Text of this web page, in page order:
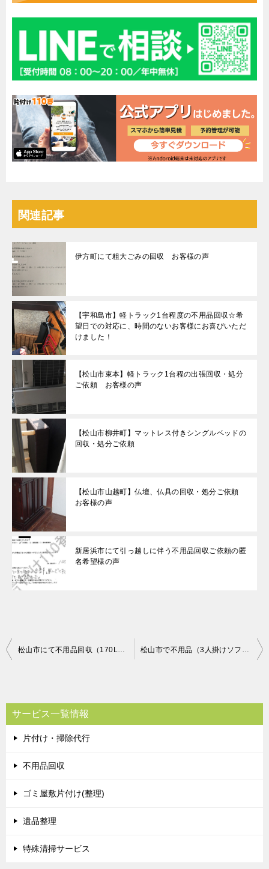
関連記事
伊方町にて粗大ごみの回収 お客様の声
【宇和島市】軽トラック1台程度の不用品回収☆希
望日での対応に、時間のないお客様にお喜びいただ
けました！
【松山市束本】軽トラック1台程の出張回収・処分
ご依頼 お客様の声
【松山市柳井町】マットレス付きシングルベッドの
回収・処分ご依頼
【松山市山越町】仏壇、仏具の回収・処分ご依頼
お客様の声
新居浜市にて引っ越しに伴う不用品回収ご依頼の匿
名希望様の声
投
ビ
ゲ
ー
シ
松山市にて不用品回収（170L以上冷蔵庫、16型以上テレビ、エアコン、ドラム式洗濯機）のご依頼 お客様の声 松山市で不用品（3人掛けソファ）処分ご依頼 お客様の声
サービス一覧情報
片付け・掃除代行
不用品回収
ゴミ屋敷片付け(整理)
遺品整理
特殊清掃サービス